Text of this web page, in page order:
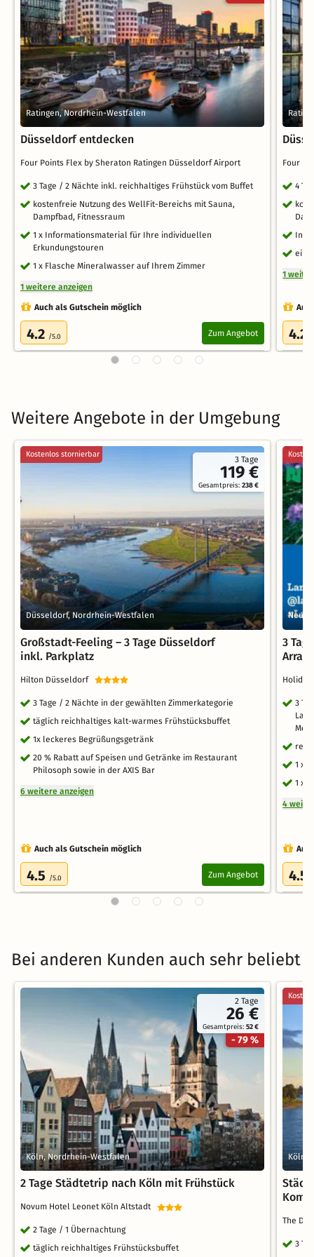
Ratingen, Nordrhein-Westfalen
Düsseldorf entdecken
Four Points Flex by Sheraton Ratingen Düsseldorf Airport
3 Tage / 2 Nächte inkl. reichhaltiges Frühstück vom Buffet
kostenfreie Nutzung des WellFit-Bereichs mit Sauna,
Dampfbad, Fitnessraum
1 x Informationsmaterial für Ihre individuellen
Erkundungstouren
1 x Flasche Mineralwasser auf Ihrem Zimmer
1 weitere anzeigen
Auch als Gutschein möglich
4.2 /5.0 Zum Angebot
Four
4
eine
1
4.2
Weitere Angebote in der Umgebung
3 Tage
119 €
Gesamtpreis:238 €
Kostenlos stornierbar
Düsseldorf, Nordrhein-Westfalen
Großstadt-Feeling – 3 Tage Düsseldorf
inkl. Parkplatz
Hilton Düsseldorf
3 Tage / 2 Nächte in der gewählten Zimmerkategorie
täglich reichhaltiges kalt-warmes Frühstücksbuffet
1x leckeres Begrüßungsgetränk
20 % Rabatt auf Speisen und Getränke im Restaurant
Philosoph sowie in der AXIS Bar
6 weitere anzeigen
Auch als Gutschein möglich
4.5 /5.0 Zum Angebot
3
3
1 x
1 x
4
4.5
Bei anderen Kunden auch sehr beliebt
2 Tage
26 €
Gesamtpreis:52 €
- 79 %
Köln, Nordrhein-Westfalen
2 Tage Städtetrip nach Köln mit Frühstück
Novum Hotel Leonet Köln Altstadt
2 Tage / 1 Übernachtung
täglich reichhaltiges Frühstücksbuffet
Köln,
The
3